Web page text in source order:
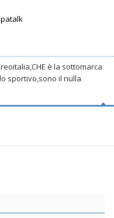
è la sottomarca
sportivo,sono il nulla